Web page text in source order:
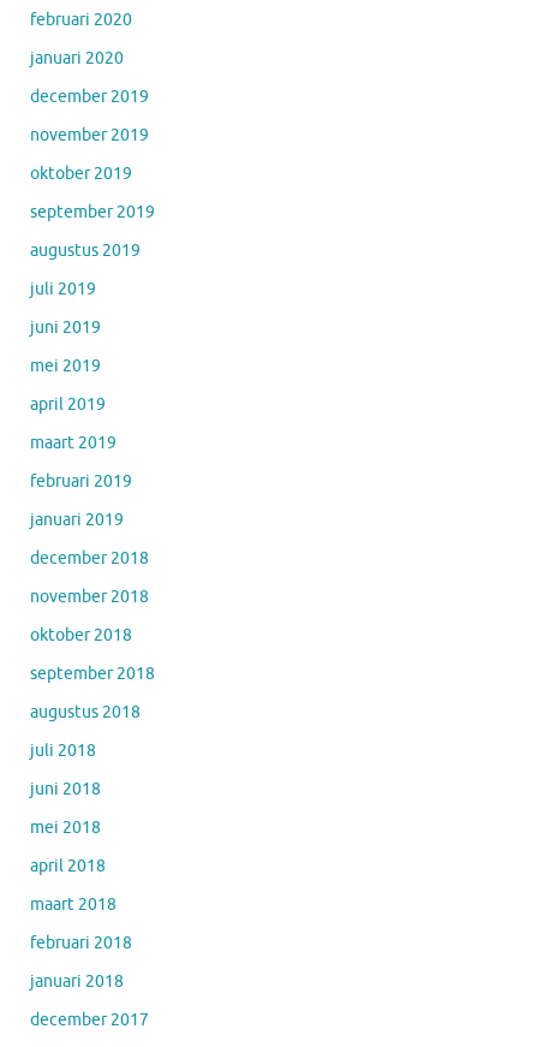
februari 2020
januari 2020
december 2019
november 2019
oktober 2019
september 2019
augustus 2019
juli 2019
juni 2019
mei 2019
april 2019
maart 2019
februari 2019
januari 2019
december 2018
november 2018
oktober 2018
september 2018
augustus 2018
juli 2018
juni 2018
mei 2018
april 2018
maart 2018
februari 2018
januari 2018
december 2017